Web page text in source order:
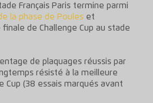
Français Paris termine parmi
la phase de Poules et
de Challenge Cup au stade
de plaquages réussis par
résisté à la meilleure
Cup (38 essais marqués avant